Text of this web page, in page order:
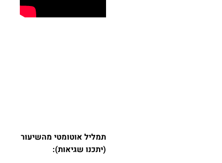
תמליל אוטומטי מהשיעור
(יתכנו שגיאות):